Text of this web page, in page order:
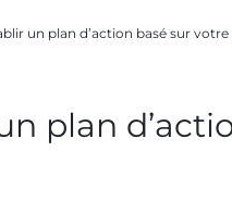
un plan d’action basé sur votre
plan